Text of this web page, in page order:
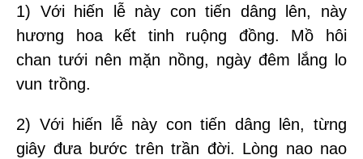
1) Với hiến lễ này con tiến dâng lên, này
hương hoa kết tinh ruộng đồng. Mồ hôi
chan tưới nên mặn nồng, ngày đêm lắng lo
vun trồng.
2) Với hiến lễ này con tiến dâng lên, từng
giây đưa bước trên trần đời. Lòng nao nao